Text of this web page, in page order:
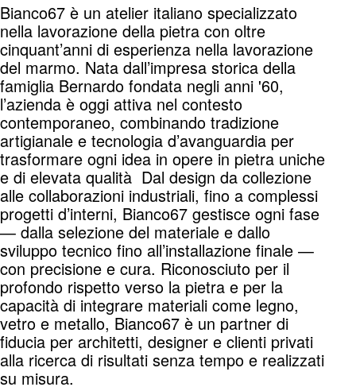
Bianco67 è un atelier italiano specializzato
nella lavorazione della pietra con oltre
cinquant’anni di esperienza nella lavorazione
del marmo. Nata dall’impresa storica della
famiglia Bernardo fondata negli anni '60,
l’azienda è oggi attiva nel contesto
contemporaneo, combinando tradizione
artigianale e tecnologia d’avanguardia per
trasformare ogni idea in opere in pietra uniche
e di elevata qualità Dal design da collezione
alle collaborazioni industriali, fino a complessi
progetti d’interni, Bianco67 gestisce ogni fase
— dalla selezione del materiale e dallo
sviluppo tecnico fino all’installazione finale —
con precisione e cura. Riconosciuto per il
profondo rispetto verso la pietra e per la
capacità di integrare materiali come legno,
vetro e metallo, Bianco67 è un partner di
fiducia per architetti, designer e clienti privati
alla ricerca di risultati senza tempo e realizzati
su misura.